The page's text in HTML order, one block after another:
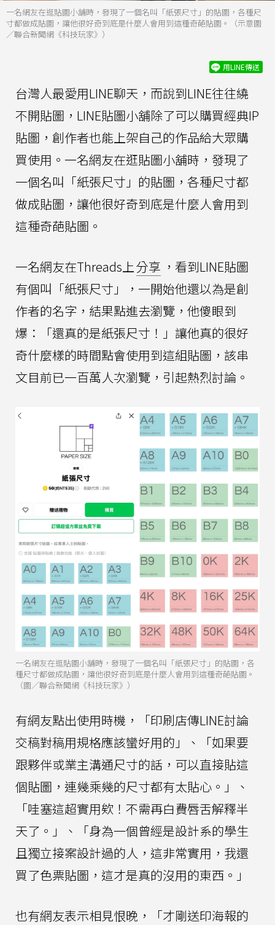
一名網友在逛貼圖小舖時，發現了一個名叫「紙張尺寸」的貼圖，各種尺
寸都做成貼圖，讓他很好奇到底是什麼人會用到這種奇葩貼圖。（示意圖
／聯合新聞網《科技玩家》）
用LINE傳送
台灣人最愛用LINE聊天，而說到LINE往往繞
不開貼圖，LINE貼圖小舖除了可以購買經典IP
貼圖，創作者也能上架自己的作品給大眾購
買使用。一名網友在逛貼圖小舖時，發現了
一個名叫「紙張尺寸」的貼圖，各種尺寸都
做成貼圖，讓他很好奇到底是什麼人會用到
這種奇葩貼圖。
一名網友在Threads上分享 ，看到LINE貼圖
有個叫「紙張尺寸」，一開始他還以為是創
作者的名字，結果點進去瀏覽，他傻眼到
爆：「還真的是紙張尺寸！」讓他真的很好
奇什麼樣的時間點會使用到這組貼圖，該串
文目前已一百萬人次瀏覽，引起熱烈討論。
一名網友在逛貼圖小舖時，發現了一個名叫「紙張尺寸」的貼圖，各
種尺寸都做成貼圖，讓他很好奇到底是什麼人會用到這種奇葩貼圖。
（圖／聯合新聞網《科技玩家》）
有網友點出使用時機，「印刷店傳LINE討論
交稿對稿用規格應該蠻好用的」、「如果要
跟夥伴或業主溝通尺寸的話，可以直接貼這
個貼圖，連幾乘幾的尺寸都有太貼心。」、
「哇塞這超實用欸！不需再白費唇舌解釋半
天了。」、「身為一個曾經是設計系的學生
且獨立接案設計過的人，這非常實用，我還
買了色票貼圖，這才是真的沒用的東西。」
也有網友表示相見恨晚，「才剛送印海報的